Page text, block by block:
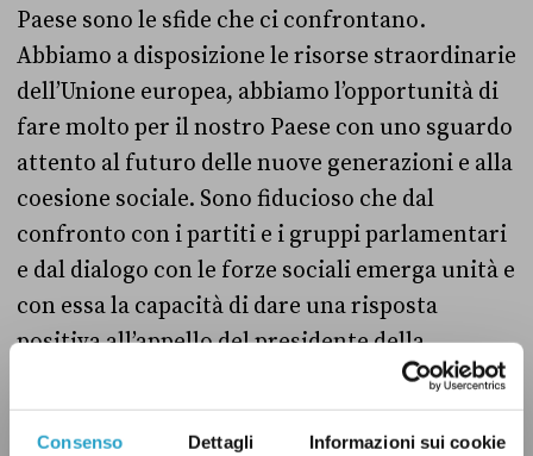
Consenso Dettagli Informazioni sui cookie
Paese sono le sfide che ci confrontano.
Abbiamo a disposizione le risorse straordinarie
dell’Unione europea, abbiamo l’opportunità di
fare molto per il nostro Paese con uno sguardo
attento al futuro delle nuove generazioni e alla
coesione sociale. Sono fiducioso che dal
confronto con i partiti e i gruppi parlamentari
e dal dialogo con le forze sociali emerga unità e
con essa la capacità di dare una risposta
positiva all’appello del presidente della
Ore 13:15 – Incarico a Mario Draghi